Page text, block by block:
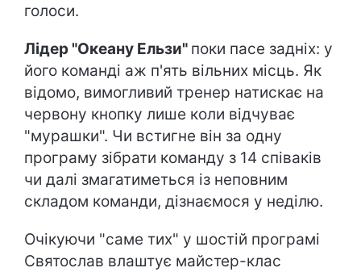
голоси.
Лідер "Океану Ельзи" поки пасе задніх: у
його команді аж п'ять вільних місць. Як
відомо, вимогливий тренер натискає на
червону кнопку лише коли відчуває
"мурашки". Чи встигне він за одну
програму зібрати команду з 14 співаків
чи далі змагатиметься із неповним
складом команди, дізнаємося у неділю.
Очікуючи "саме тих" у шостій програмі
Святослав влаштує майстер-клас